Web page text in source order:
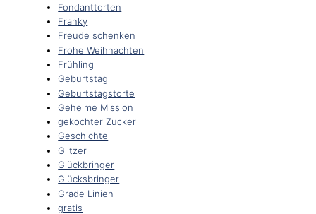
Fondanttorten
Franky
Freude schenken
Frohe Weihnachten
Frühling
Geburtstag
Geburtstagstorte
Geheime Mission
gekochter Zucker
Geschichte
Glitzer
Glückbringer
Glücksbringer
Grade Linien
gratis